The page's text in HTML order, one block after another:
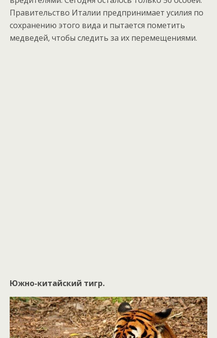
Правительство Италии предпринимает усилия по
сохранению этого вида и пытается пометить
медведей, чтобы следить за их перемещениями.
Южно-китайский тигр.